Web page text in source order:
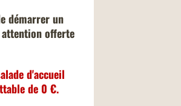
démarrer un
offerte
d'accueil
de 0 €.